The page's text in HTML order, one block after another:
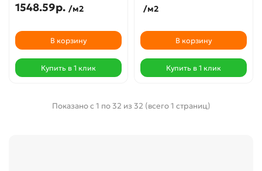
1548.59р. /м2
В корзину
Купить в 1 клик
/м2
В корзину
Купить в 1 клик
Показано с 1 по 32 из 32 (всего 1 страниц)